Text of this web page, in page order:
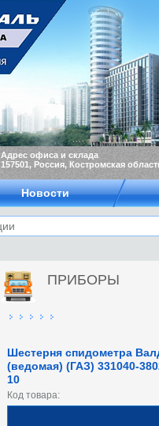
ПРИБОРЫ
Шестерня спидометра
(ведомая) (ГАЗ) 331040-
10
Код товара:
Адрес офиса и склада
157501, Россия, Костромская
Новости